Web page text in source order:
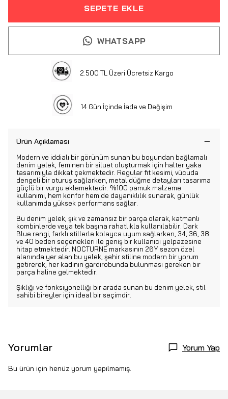
SEPETE EKLE
WHATSAPP
2.500 TL Üzeri Ücretsiz Kargo
14 Gün İçinde İade ve Değişim
Ürün Açıklaması
Modern ve iddialı bir görünüm sunan bu boyundan bağlamalı
denim yelek, feminen bir siluet oluşturmak için halter yaka
tasarımıyla dikkat çekmektedir. Regular fit kesimi, vücuda
dengeli bir oturuş sağlarken, metal düğme detayları tasarıma
güçlü bir vurgu eklemektedir. %100 pamuk malzeme
kullanımı, hem konfor hem de dayanıklılık sunarak, günlük
kullanımda yüksek performans sağlar.
Bu denim yelek, şık ve zamansız bir parça olarak, katmanlı
kombinlerde veya tek başına rahatlıkla kullanılabilir. Dark
Blue rengi, farklı stillerle kolayca uyum sağlarken, 34, 36, 38
ve 40 beden seçenekleri ile geniş bir kullanıcı yelpazesine
hitap etmektedir. NOCTURNE markasının 26Y sezon özel
alanında yer alan bu yelek, şehir stiline modern bir yorum
getirerek, her kadının gardırobunda bulunması gereken bir
parça haline gelmektedir.
Şıklığı ve fonksiyonelliği bir arada sunan bu denim yelek, stil
sahibi bireyler için ideal bir seçimdir.
Yorumlar Yorum Yap
Bu ürün için henüz yorum yapılmamış.